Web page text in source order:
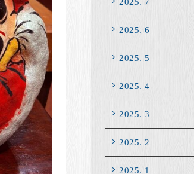
2025. 6
2025. 5
2025. 4
2025. 3
2025. 2
2025. 1